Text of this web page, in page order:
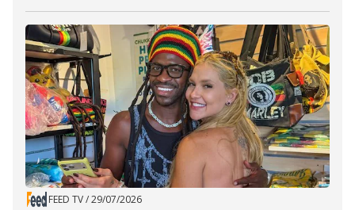
FEED TV/29/07/2026